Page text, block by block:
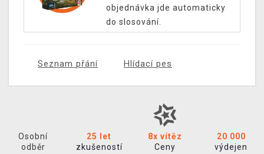
objednávka jde automaticky
do slosování.
Seznam přání Hlídací pes
Osobní
odběr
25 let
zkušeností
8x vítěz
Ceny
20 000
výdejen